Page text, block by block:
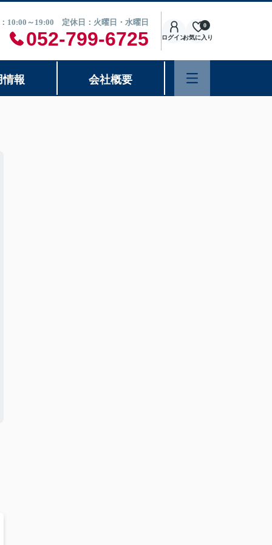
10:00～19:00 定休日：火曜日・水曜日
052-799-6725 ログインお気に入り
0
情報 会社概要